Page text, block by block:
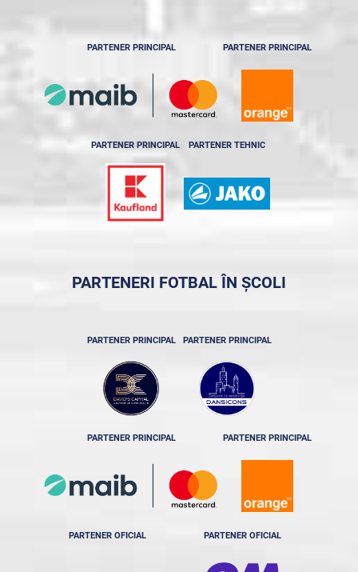
PARTENER PRINCIPAL PARTENER PRINCIPAL
PARTENER PRINCIPAL PARTENER TEHNIC
PARTENERI FOTBAL ÎN ȘCOLI
PARTENER PRINCIPAL PARTENER PRINCIPAL
PARTENER PRINCIPAL PARTENER PRINCIPAL
PARTENER OFICIAL PARTENER OFICIAL